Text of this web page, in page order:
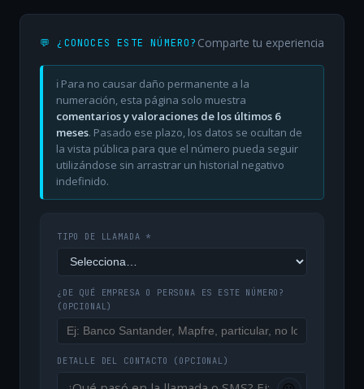
💬 ¿CONOCES ESTE NÚMERO? Comparte tu experiencia
ℹ️ Para no causar daño permanente a la
numeración, esta página solo muestra
comentarios y valoraciones de los últimos 6
meses. Pasado ese plazo, los datos se ocultan de
la vista pública para que el número pueda seguir
utilizándose sin arrastrar un historial negativo
indefinido.
TIPO DE LLAMADA *
¿DE QUÉ EMPRESA O PERSONA ES ESTE NÚMERO?
(OPCIONAL)
DETALLE DEL CONTACTO (OPCIONAL)